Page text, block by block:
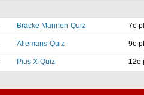
Bracke Mannen-Quiz 7e
Allemans-Quiz 9e
Pius X-Quiz 12e